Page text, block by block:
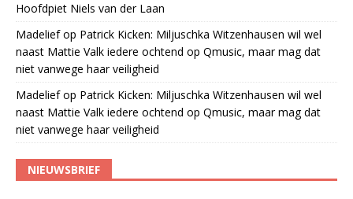
Hoofdpiet Niels van der Laan
Madeliefop Patrick Kicken: Miljuschka Witzenhausen wil wel
naast Mattie Valk iedere ochtend op Qmusic, maar mag dat
niet vanwege haar veiligheid
Madeliefop Patrick Kicken: Miljuschka Witzenhausen wil wel
naast Mattie Valk iedere ochtend op Qmusic, maar mag dat
niet vanwege haar veiligheid
NIEUWSBRIEF